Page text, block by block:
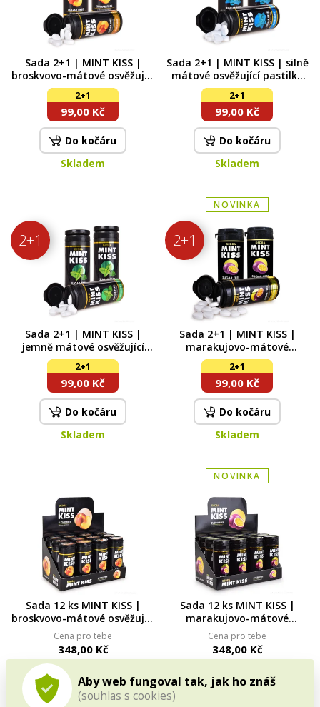
Aby web fungoval tak, jak ho znáš
(souhlas s cookies)
Sada 2+1 | MINT KISS |
broskvovo-mátové osvěžující
pastilky bez cukru peach
mint | 28 g x 3
2+1
99,00 Kč
Do kočáru
Skladem
Sada 2+1 | MINT KISS | silně
mátové osvěžující pastilky
bez cukru peppermint | 28 g
x 3
2+1
99,00 Kč
Do kočáru
Skladem
2+1
Sada 2+1 | MINT KISS |
jemně mátové osvěžující
pastilky bez cukru
spearmint 28 g x 3
2+1
99,00 Kč
Do kočáru
Skladem
NOVINKA
2+1
Sada 2+1 | MINT KISS |
marakujovo-mátové
osvěžující pastilky bez cukru
| maracuja mint | 28 g x 3
2+1
99,00 Kč
Do kočáru
Skladem
Sada 12 ks MINT KISS |
broskvovo-mátové osvěžující
pastilky bez cukru | peach
mint | 28 g x 12
Cena pro tebe
348,00 Kč
Do kočáru
Skladem
NOVINKA
Sada 12 ks MINT KISS |
marakujovo-mátové
osvěžující pastilky bez cukru
| maracuja mint | 28 g x 12
Cena pro tebe
348,00 Kč
Do kočáru